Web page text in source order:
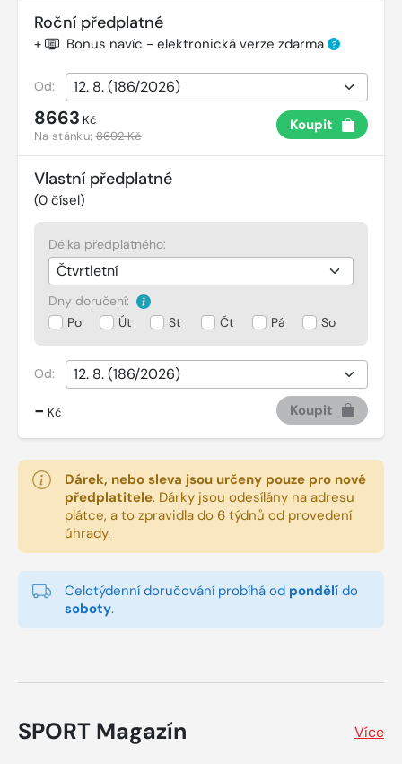
Roční předplatné
+ Bonus navíc - elektronická verze zdarma ?
Od:
8663 Kč
Na stánku:8692 Kč
Koupit
Vlastní předplatné
(0 čísel)
Délka předplatného:
Dny doručení:
Po
Út St Čt Pá So
Od:
- Kč Koupit
Dárek, nebo sleva jsou určeny pouze pro nové
předplatitele. Dárky jsou odesílány na adresu
plátce, a to zpravidla do 6 týdnů od provedení
úhrady.
Celotýdenní doručování probíhá od pondělí do
soboty.
SPORT Magazín Více